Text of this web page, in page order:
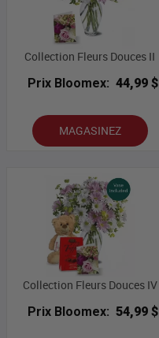
Collection Fleurs Douces II
Prix Bloomex: 44,99 $
MAGASINEZ
Collection Fleurs Douces IV
Prix Bloomex: 54,99 $